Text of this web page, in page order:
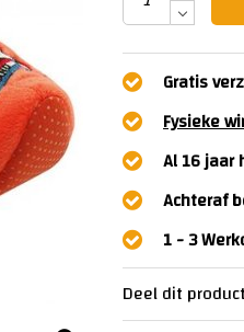
Gratis
Fysieke
Al 16 jaar
Achteraf
1 - 3
Deel dit product